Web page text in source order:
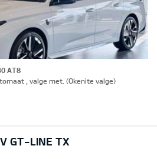
AT8
, valge met. (Okenite valge)
GT-LINE TX